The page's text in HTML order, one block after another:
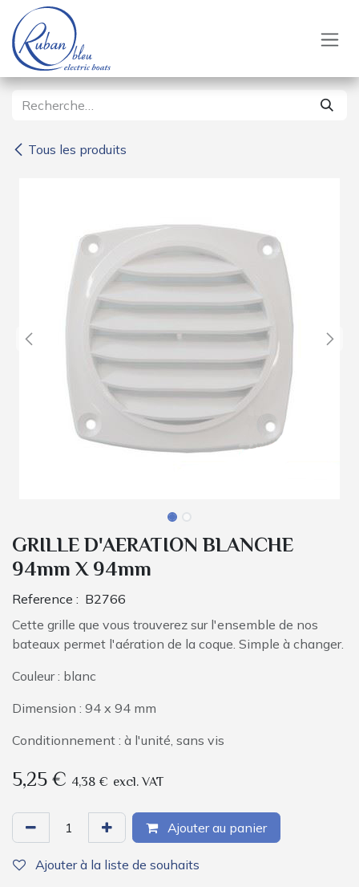
Se rendre au contenu
Tous les produits
GRILLE D'AERATION BLANCHE
94mm X 94mm
Reference : B2766
Cette grille que vous trouverez sur l'ensemble de nos
bateaux permet l'aération de la coque. Simple à changer.
Couleur : blanc
Dimension : 94 x 94 mm
Conditionnement : à l'unité, sans vis
5,25€ 4,38 € excl. VAT
Ajouter au panier
Ajouter à la liste de souhaits